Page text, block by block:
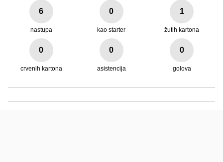
6
nastupa
0
kao starter
1
žutih kartona
0
crvenih kartona
0
asistencija
0
golova